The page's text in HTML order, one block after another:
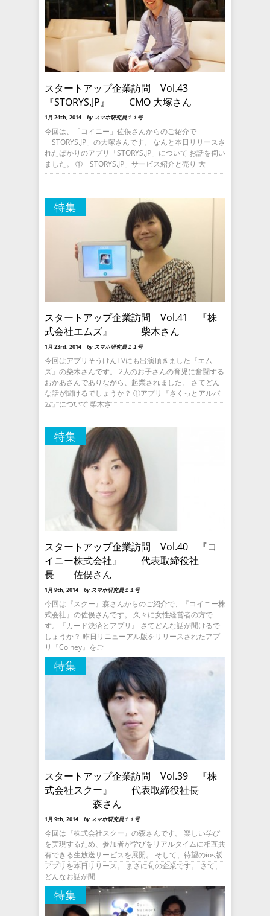
スタートアップ企業訪問 Vol.43
『STORYS.JP』 CMO 大塚さん
1月 24th, 2014 | by スマホ研究員１１号
今回は、「コイニー」佐俣さんからのご紹介で
「STORYS.JP」の大塚さんです。 なんと本日リリースさ
れたばかりのアプリ「STORYS.JP」について お話を伺い
ました。 ①「STORYS.JP」サービス紹介と売り 大
特集
スタートアップ企業訪問 Vol.41 『株
式会社エムズ』 柴木さん
1月 23rd, 2014 | by スマホ研究員１１号
今回はアプリそうけんTVにも出演頂きました『エム
ズ』の柴木さんです。 2人のお子さんの育児に奮闘する
おかあさんでありながら、起業されました。 さてどん
な話が聞けるでしょうか？ ①アプリ『さくっとアルバ
ム』について 柴木さ
特集
スタートアップ企業訪問 Vol.40 『コ
イニー株式会社』 代表取締役社
長 佐俣さん
1月 9th, 2014 | by スマホ研究員１１号
今回は『スクー』森さんからのご紹介で、『コイニー株
式会社』の佐俣さんです。 久々に女性経営者の方で
す。『カード決済とアプリ』 さてどんな話が聞けるで
しょうか？ 昨日リニューアル版をリリースされたアプ
リ『Coiney』をご
特集
スタートアップ企業訪問 Vol.39 『株
式会社スクー』 代表取締役社長
森さん
1月 9th, 2014 | by スマホ研究員１１号
今回は『株式会社スクー』の森さんです。 楽しい学び
を実現するため、参加者が学びをリアルタイムに相互共
有できる生放送サービスを展開。 そして、待望のios版
アプリを本日リリース。 まさに旬の企業です。 さて、
どんなお話が聞
特集